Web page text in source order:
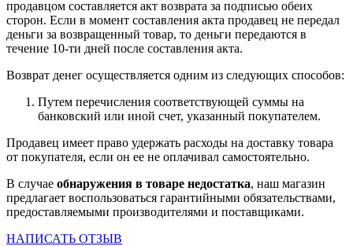
продавцом составляется акт возврата за подписью обеих
сторон. Если в момент составления акта продавец не передал
деньги за возвращенный товар, то деньги передаются в
течение 10-ти дней после составления акта.
Возврат денег осуществляется одним из следующих способов:
Путем перечисления соответствующей суммы на
банковский или иной счет, указанный покупателем.
Продавец имеет право удержать расходы на доставку товара
от покупателя, если он ее не оплачивал самостоятельно.
В случае обнаружения в товаре недостатка, наш магазин
предлагает воспользоваться гарантийными обязательствами,
предоставляемыми производителями и поставщиками.
НАПИСАТЬ ОТЗЫВ